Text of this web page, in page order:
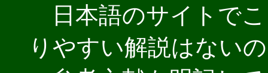
日本語のサイトで
りやすい解説はない